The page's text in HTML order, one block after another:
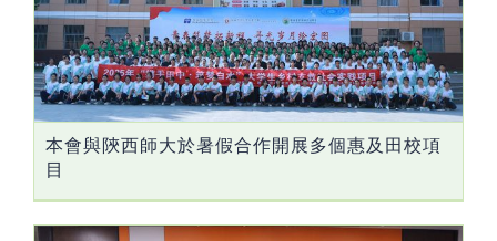
本會與陝西師大於暑假合作開展多個惠及田校項
目